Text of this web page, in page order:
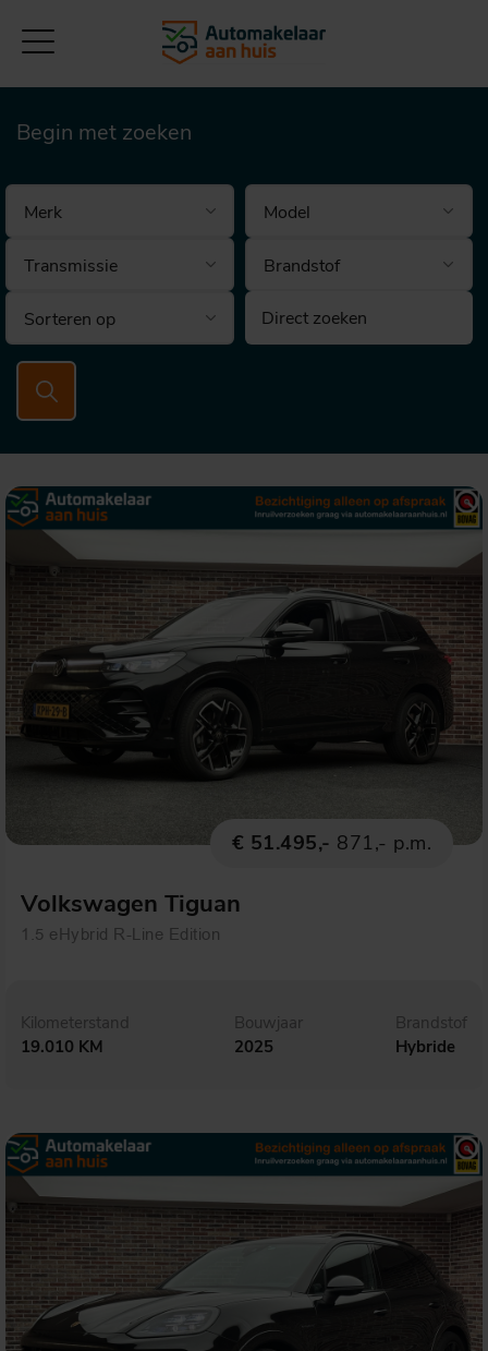
Begin met zoeken
Brandstof
€ 51.495,- 871,- p.m.
Volkswagen Tiguan
1.5 eHybrid R-Line Edition
Kilometerstand
19.010 KM
Bouwjaar
2025
Brandstof
Hybride